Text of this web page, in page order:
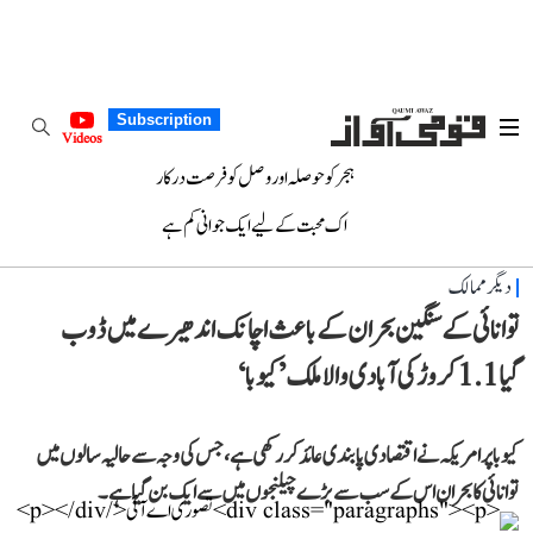
Subscription
Videos
ہجر کو حوصلہ اور وصل کو فرصت درکار
اک محبت کے لیے ایک جوانی کم ہے
دیگر ممالک
توانائی کے سنگین بحران کے باعث اچانک اندھیرے میں ڈوب
گیا 1.1 کروڑ کی آبادی والا ملک ’کیوبا‘
کیوبا پر امریکہ نے اقتصادی پابندی عائد کر رکھی ہے، جس کی وجہ سے حالیہ سالوں میں
توانائی کا بحران اس کے سب سے بڑے چیلنجوں میں سے ایک بن گیا ہے۔